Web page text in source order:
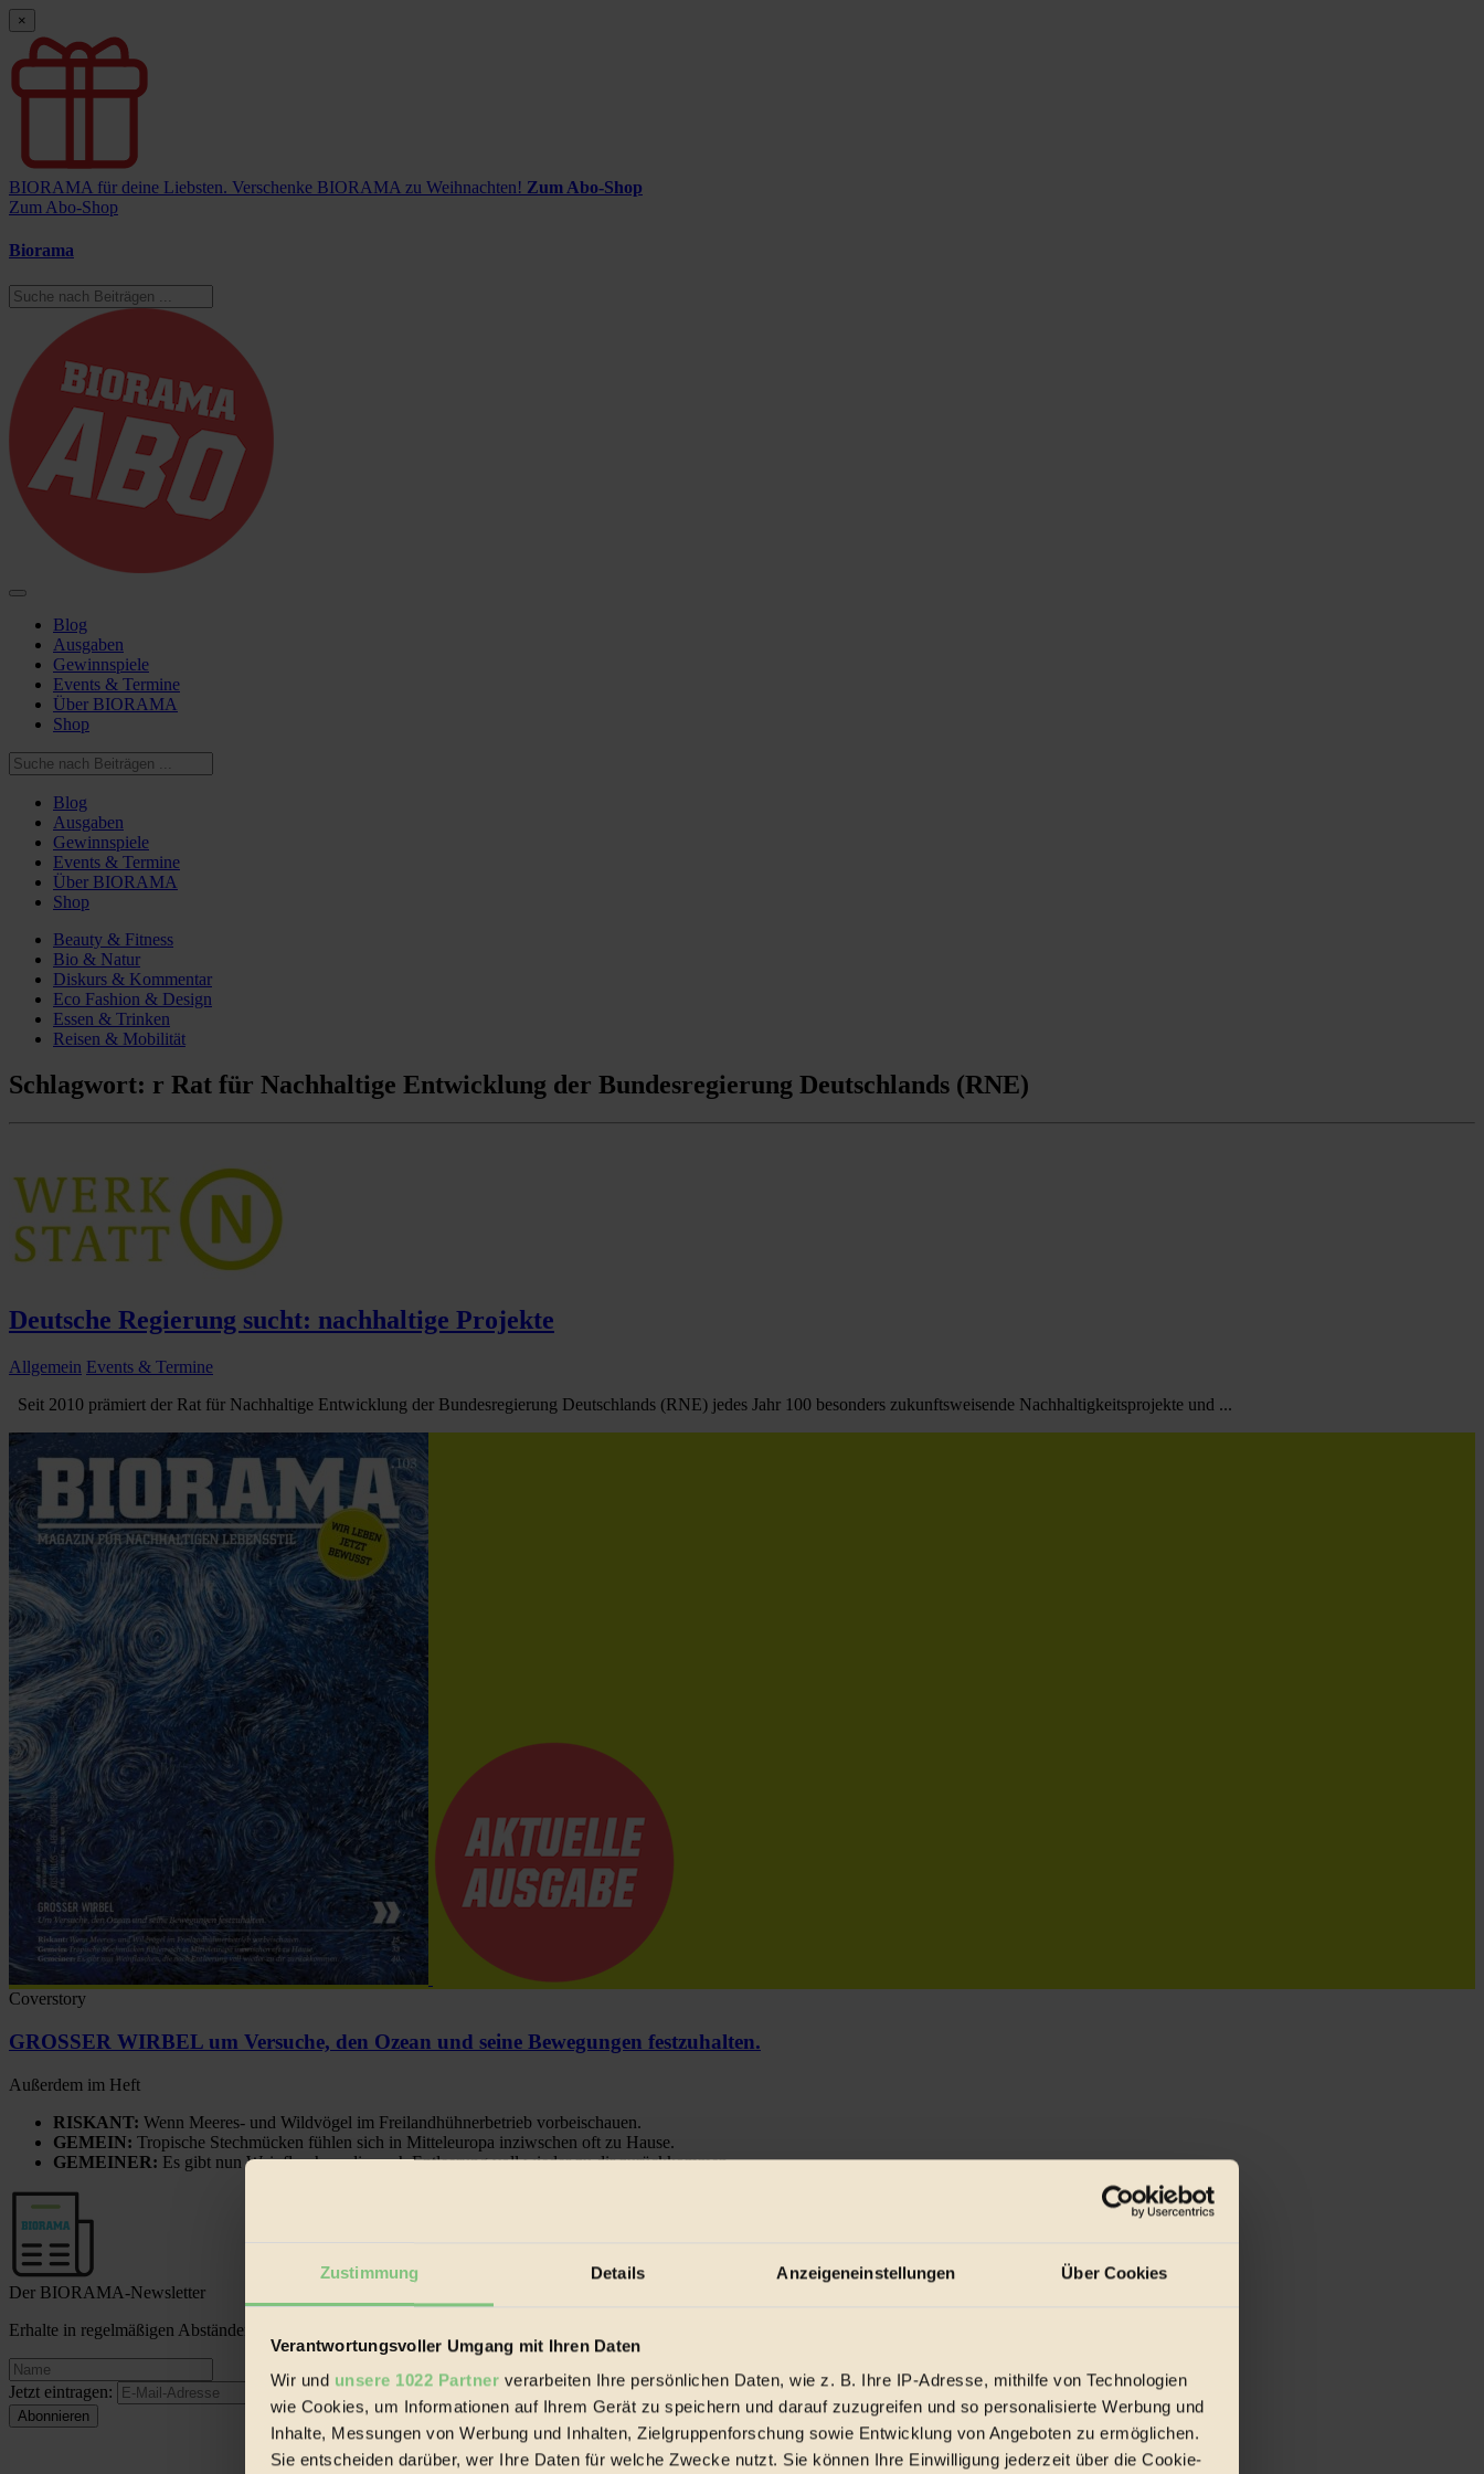
Zustimmung Details Anzeigeneinstellungen Über Cookies
Verantwortungsvoller Umgang mit Ihren Daten
Wir und unsere 1022 Partner verarbeiten Ihre persönlichen Daten, wie z. B. Ihre IP-Adresse, mithilfe von Technologien
wie Cookies, um Informationen auf Ihrem Gerät zu speichern und darauf zuzugreifen und so personalisierte Werbung und
Inhalte, Messungen von Werbung und Inhalten, Zielgruppenforschung sowie Entwicklung von Angeboten zu ermöglichen.
Sie entscheiden darüber, wer Ihre Daten für welche Zwecke nutzt. Sie können Ihre Einwilligung jederzeit über die Cookie-
×
BIORAMA für deine Liebsten. Verschenke BIORAMA zu Weihnachten! Zum Abo-Shop
Zum Abo-Shop
Biorama
Blog
Ausgaben
Gewinnspiele
Events & Termine
Über BIORAMA
Shop
Blog
Ausgaben
Gewinnspiele
Events & Termine
Über BIORAMA
Shop
Beauty & Fitness
Bio & Natur
Diskurs & Kommentar
Eco Fashion & Design
Essen & Trinken
Reisen & Mobilität
Schlagwort: r Rat für Nachhaltige Entwicklung der Bundesregierung Deutschlands (RNE)
Deutsche Regierung sucht: nachhaltige Projekte
Allgemein Events & Termine
Seit 2010 prämiert der Rat für Nachhaltige Entwicklung der Bundesregierung Deutschlands (RNE) jedes Jahr 100 besonders zukunftsweisende Nachhaltigkeitsprojekte und ...
Coverstory
GROSSER WIRBEL um Versuche, den Ozean und seine Bewegungen festzuhalten.
Außerdem im Heft
RISKANT: Wenn Meeres- und Wildvögel im Freilandhühnerbetrieb vorbeischauen.
GEMEIN: Tropische Stechmücken fühlen sich in Mitteleuropa inziwschen oft zu Hause.
GEMEINER: Es gibt nun Weinflaschen, die nach Entleerung voll wieder zu dir zurückkommen.
Der BIORAMA-Newsletter
Erhalte in regelmäßigen Abständen die aktuellsten Artikel, Gewinnspiele & Ausgaben übersichtlich aufbereitet vom BIORAMA-Magazin per E-Mail.
Jetzt eintragen: